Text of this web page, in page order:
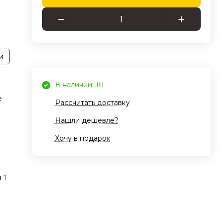
и
В наличии: 10
Рассчитать доставку
Нашли дешевле?
Хочу в подарок